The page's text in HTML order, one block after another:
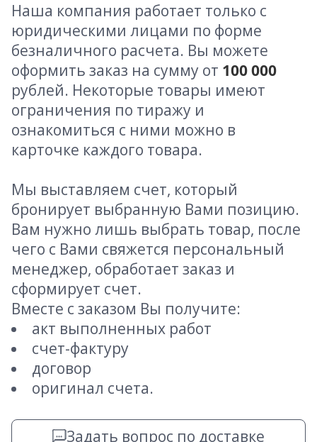
Наша компания работает только с
юридическими лицами по форме
безналичного расчета. Вы можете
оформить заказ на сумму от 100 000
рублей. Некоторые товары имеют
ограничения по тиражу и
ознакомиться с ними можно в
карточке каждого товара.
Мы выставляем счет, который
бронирует выбранную Вами позицию.
Вам нужно лишь выбрать товар, после
чего с Вами свяжется персональный
менеджер, обработает заказ и
сформирует счет.
Вместе с заказом Вы получите:
акт выполненных работ
счет-фактуру
договор
оригинал счета.
Задать вопрос по доставке